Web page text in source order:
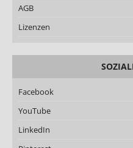
AGB
Lizenzen
Facebook
YouTube
LinkedIn